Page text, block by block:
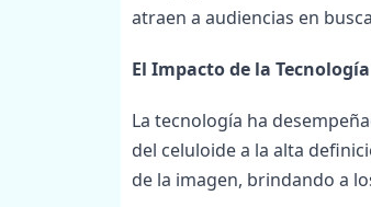
atraen a audiencias en
El Impacto de la
La tecnología ha
del celuloide a la alta
de la imagen, brindando a